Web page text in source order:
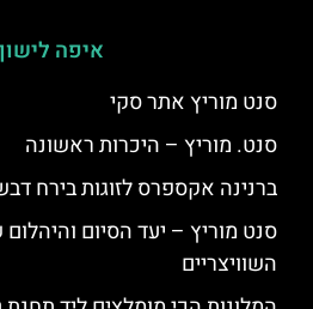
איפה
סנט מוריץ אתר סקי
סנט. מוריץ – היכרות ראשונה
ברנינה אקספרס לזוגות בירח
סנט מוריץ – יעד הסיום
השוויצריים